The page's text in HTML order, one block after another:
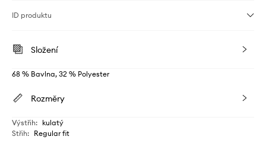
ID produktu
Složení
68 % Bavlna, 32 % Polyester
Rozměry
Výstřih: kulatý
Střih: Regular fit